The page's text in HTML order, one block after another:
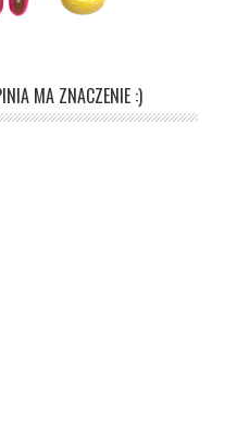
MA ZNACZENIE :)